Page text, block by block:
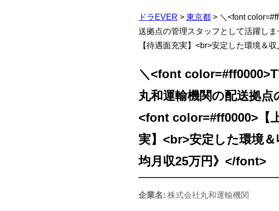
ドラEVER > 東京都 > ＼<font
送拠点の管理スタッフとして活躍し
【待遇面充実】<br>安定した環境＆
＼<font
丸和運輸機関の配送拠
<font color=#ff0000>【
実】<br>安定した環境
均月収25万円》</font>
企業名: 株式会社丸和運輸機関